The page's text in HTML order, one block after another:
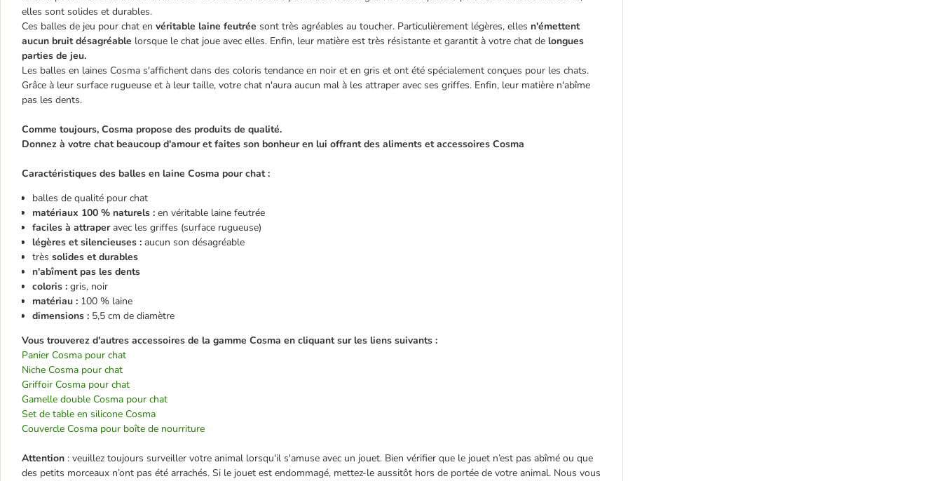
elles sont solides et durables.
Ces balles de jeu pour chat en véritable laine feutrée sont très agréables au toucher. Particulièrement légères, elles n'émettent
aucun bruit désagréable lorsque le chat joue avec elles. Enfin, leur matière est très résistante et garantit à votre chat de longues
parties de jeu.
Les balles en laines Cosma s'affichent dans des coloris tendance en noir et en gris et ont été spécialement conçues pour les chats.
Grâce à leur surface rugueuse et à leur taille, votre chat n'aura aucun mal à les attraper avec ses griffes. Enfin, leur matière n'abîme
pas les dents.
Comme toujours, Cosma propose des produits de qualité.
Donnez à votre chat beaucoup d'amour et faites son bonheur en lui offrant des aliments et accessoires Cosma
Caractéristiques des balles en laine Cosma pour chat :
balles de qualité pour chat
matériaux 100 % naturels : en véritable laine feutrée
faciles à attraperavec les griffes (surface rugueuse)
légères et silencieuses : aucun son désagréable
très solides et durables
n'abîment pas les dents
coloris : gris, noir
matériau : 100 % laine
dimensions : 5,5 cm de diamètre
Vous trouverez d'autres accessoires de la gamme Cosma en cliquant sur les liens suivants :
Panier Cosma pour chat
Niche Cosma pour chat
Griffoir Cosma pour chat
Gamelle double Cosma pour chat
Set de table en silicone Cosma
Couvercle Cosma pour boîte de nourriture
Attention : veuillez toujours surveiller votre animal lorsqu'il s'amuse avec un jouet. Bien vérifier que le jouet n’est pas abîmé ou que
des petits morceaux n’ont pas été arrachés. Si le jouet est endommagé, mettez-le aussitôt hors de portée de votre animal. Nous vous